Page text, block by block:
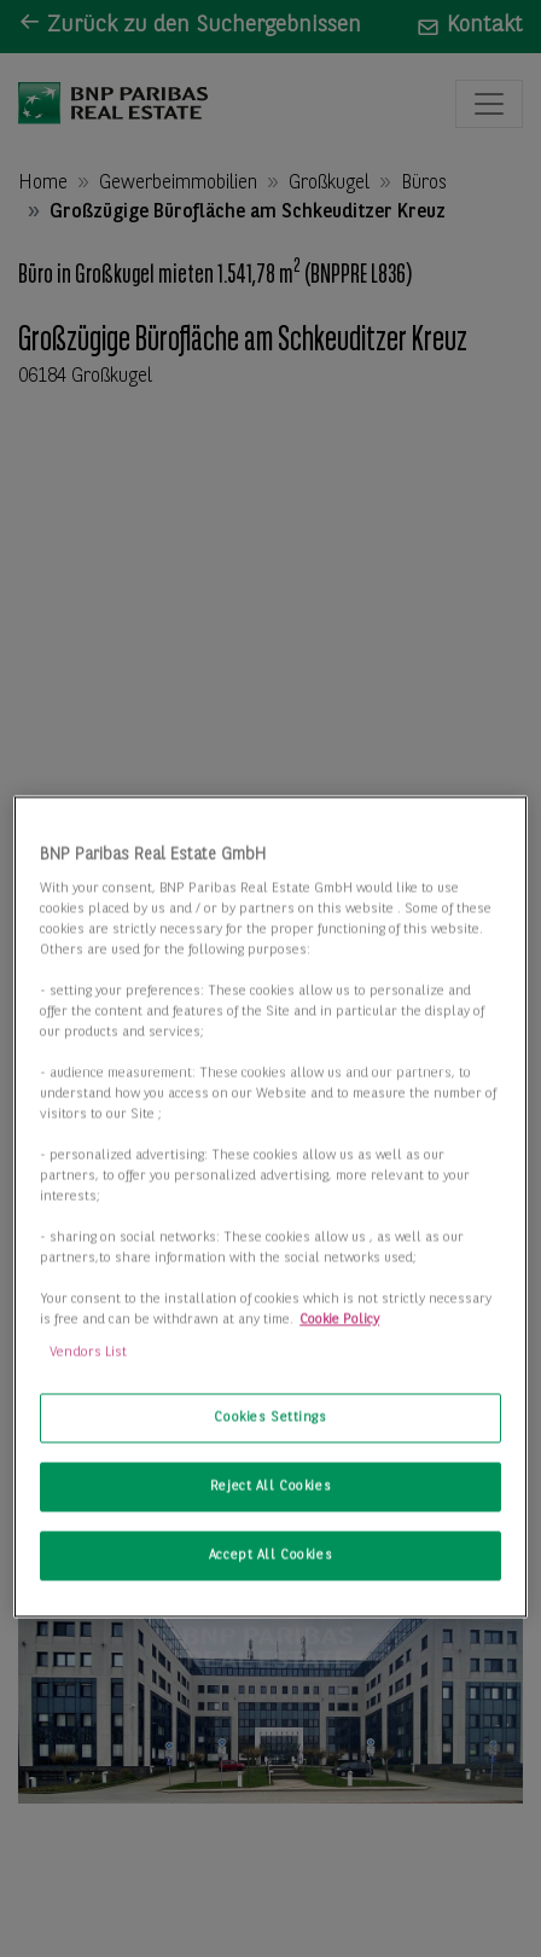
Zurück zu den Suchergebnissen Kontakt
Home Gewerbeimmobilien Großkugel
Büros
Großzügige Bürofläche am Schkeuditzer Kreuz
Büro in Großkugel mieten 1.541,78 m2 (BNPPRE L836)
Großzügige Bürofläche am Schkeuditzer Kreuz
06184 Großkugel
BNP Paribas Real Estate GmbH
With your consent, BNP Paribas Real Estate GmbH would like to use
cookies placed by us and / or by partners on this website . Some of these
cookies are strictly necessary for the proper functioning of this website.
Others are used for the following purposes:
- setting your preferences: These cookies allow us to personalize and
offer the content and features of the Site and in particular the display of
our products and services;
- audience measurement: These cookies allow us and our partners, to
understand how you access on our Website and to measure the number of
visitors to our Site ;
- personalized advertising: These cookies allow us as well as our
partners, to offer you personalized advertising, more relevant to your
interests;
- sharing on social networks: These cookies allow us , as well as our
partners,to share information with the social networks used;
Your consent to the installation of cookies which is not strictly necessary
is free and can be withdrawn at any time. Cookie Policy
Vendors List
Cookies Settings
Reject All Cookies
Accept All Cookies